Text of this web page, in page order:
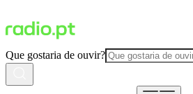
Que gostaria de ouvir?